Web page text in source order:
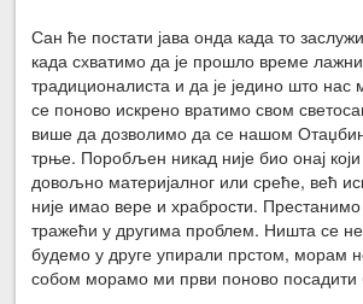
Сан ће постати јава онда када то
када схватимо да је прошло време
традиционалиста и да је једино што
се поново искрено вратимо свом
више да дозволимо да се нашом
трње. Поробљен никад није био онај
довољно материјалног или среће, већ
није имао вере и храбрости.
тражећи у другима проблем. Ништа се
будемо у друге упирали прстом, морам
собом морамо ми први поново посадити